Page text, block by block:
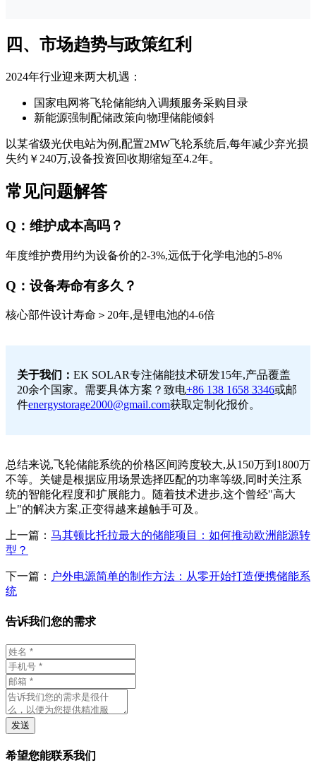
四、市场趋势与政策红利
2024年行业迎来两大机遇：
国家电网将飞轮储能纳入调频服务采购目录
新能源强制配储政策向物理储能倾斜
以某省级光伏电站为例,配置2MW飞轮系统后,每年减少弃光损
失约￥240万,设备投资回收期缩短至4.2年。
常见问题解答
Q：维护成本高吗？
年度维护费用约为设备价的2-3%,远低于化学电池的5-8%
Q：设备寿命有多久？
核心部件设计寿命＞20年,是锂电池的4-6倍
关于我们： EK SOLAR专注储能技术研发15年,产品覆盖
20余个国家。需要具体方案？致电+86 138 1658 3346或邮
件energystorage2000@gmail.com获取定制化报价。
总结来说,飞轮储能系统的价格区间跨度较大,从150万到1800万
不等。关键是根据应用场景选择匹配的功率等级,同时关注系
统的智能化程度和扩展能力。随着技术进步,这个曾经"高大
上"的解决方案,正变得越来越触手可及。
上一篇： 马其顿比托拉最大的储能项目：如何推动欧洲能源转
型？
下一篇： 户外电源简单的制作方法：从零开始打造便携储能系
统
告诉我们您的需求
发送
希望您能联系我们